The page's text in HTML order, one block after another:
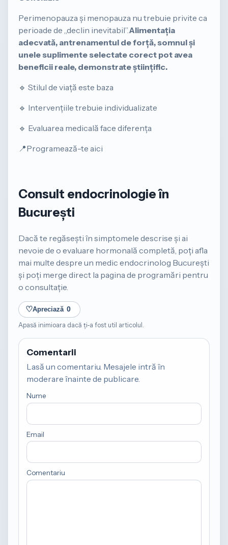
Perimenopauza și menopauza nu trebuie privite ca
perioade de „declin inevitabil”.Alimentația
adecvată, antrenamentul de forță, somnul și
unele suplimente selectate corect pot avea
beneficii reale, demonstrate științific.
🔹 Stilul de viață este baza
🔹 Intervențiile trebuie individualizate
🔹 Evaluarea medicală face diferența
📍Programează-te aici
Consult endocrinologie în
București
Dacă te regăsești în simptomele descrise și ai
nevoie de o evaluare hormonală completă, poți afla
mai multe despre un medic endocrinolog București
și poți merge direct la pagina de programări pentru
o consultație.
♡Apreciază 0
Apasă inimioara dacă ți-a fost util articolul.
Comentarii
Lasă un comentariu. Mesajele intră în
moderare înainte de publicare.
Nume
Email
Comentariu